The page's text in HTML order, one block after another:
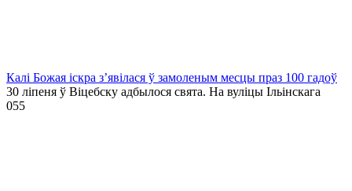
Калі Божая іскра з’явілася ў замоленым месцы праз 100 гадоў
30 ліпеня ў Віцебску адбылося свята. На вуліцы Ільінскага
055